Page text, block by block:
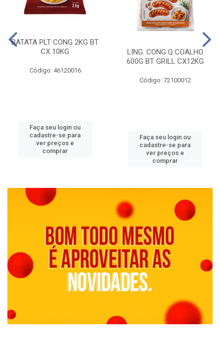
BATATA PLT CONG 2KG BT
CX 10KG
Código: 46120016
Faça seu login ou
cadastre-se para
ver preços e
comprar
LING. CONG Q COALHO
600G BT GRILL CX12KG
Código: 72100012
Faça seu login ou
cadastre-se para
ver preços e
comprar